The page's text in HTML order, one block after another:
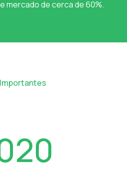
mercado de cerca de 60%.